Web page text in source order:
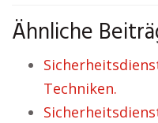
Ähnliche
Techniken.